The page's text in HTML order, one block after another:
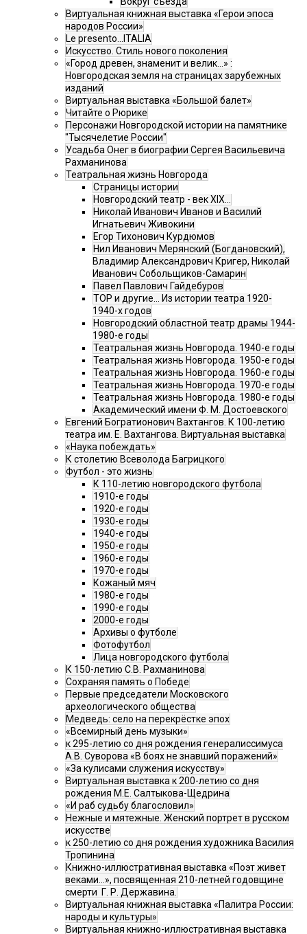
Виртуальная книжная выставка «Герои эпоса
народов России»
Le presento...ITALIA
Искусство. Стиль нового поколения
«Город древен, знаменит и велик…» :
Новгородская земля на страницах зарубежных
изданий
Виртуальная выставка «Большой балет»
Читайте о Рюрике
Персонажи Новгородской истории на памятнике
"Тысячелетие России"
Усадьба Онег в биографии Сергея Васильевича
Рахманинова
Театральная жизнь Новгорода
Страницы истории
Новгородский театр - век XIX…
Николай Иванович Иванов и Василий
Игнатьевич Живокини
Егор Тихонович Курдюмов
Нил Иванович Мерянский (Богдановский),
Владимир Александрович Кригер, Николай
Иванович Собольщиков-Самарин
Павел Павлович Гайдебуров
ТОР и другие… Из истории театра 1920-
1940-х годов
Новгородский областной театр драмы 1944-
1980-е годы
Театральная жизнь Новгорода. 1940-е годы
Театральная жизнь Новгорода. 1950-е годы
Театральная жизнь Новгорода. 1960-е годы
Театральная жизнь Новгорода. 1970-е годы
Театральная жизнь Новгорода. 1980-е годы
Академический имени Ф. М. Достоевского
Евгений Богратионович Вахтангов. К 100-летию
театра им. Е. Вахтангова. Виртуальная выставка
«Наука побеждать»
К столетию Всеволода Багрицкого
Футбол - это жизнь
К 110-летию новгородского футбола
1910-е годы
1920-е годы
1930-е годы
1940-е годы
1950-е годы
1960-е годы
1970-е годы
Кожаный мяч
1980-е годы
1990-е годы
2000-е годы
Архивы о футболе
Фотофутбол
Лица новгородского футбола
К 150-летию С.В. Рахманинова
Сохраняя память о Победе
Первые председатели Московского
археологического общества
Медведь: село на перекрёстке эпох
«Всемирный день музыки»
к 295-летию со дня рождения генералиссимуса
А.В. Суворова «В боях не знавший поражений»
«За кулисами служения искусству»
Виртуальная выставка к 200-летию со дня
рождения М.Е. Салтыкова-Щедрина
«И раб судьбу благословил»
Нежные и мятежные. Женский портрет в русском
искусстве
к 250-летию со дня рождения художника Василия
Тропинина
Книжно-иллюстративная выставка «Поэт живет
веками…», посвященная 210-летней годовщине
смерти Г. Р. Державина.
Виртуальная книжная выставка «Палитра России:
народы и культуры»
Виртуальная книжно-иллюстративная выставка